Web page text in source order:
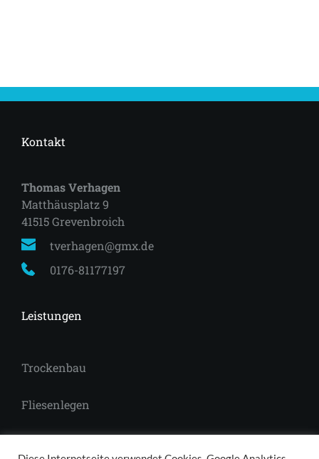
Kontakt
Thomas Verhagen
Matthäusplatz 9
41515 Grevenbroich
tverhagen@gmx.de
0176-81177197
Leistungen
Trockenbau
Fliesenlegen